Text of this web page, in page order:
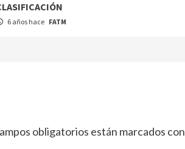
6 años hace FATM
obligatorios están marcados con